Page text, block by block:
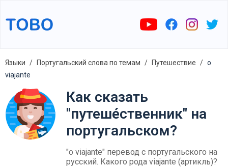
Языки Португальский слова по темам Путешествие
o
viajante
Как сказать
"путеше́ственник" на
португальском?
"o viajante" перевод с португальского на
русский. Какого рода viajante (артикль)?